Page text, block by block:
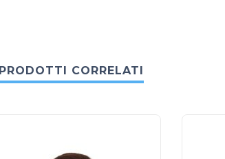
PRODOTTI CORRELATI